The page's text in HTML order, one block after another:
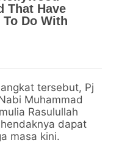
tersebut, Pj
Muhammad
Rasulullah
dapat
masa kini.